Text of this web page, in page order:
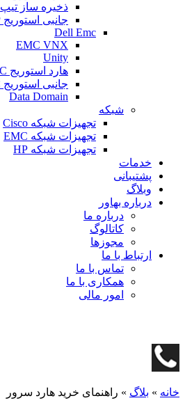
ذخیره ساز تیپ
جانبی استوریج HP
Dell Emc
EMC VNX
Unity
هارد استوریج EMC
جانبی استوریج EMC
Data Domain
شبکه
تجهیزات شبکه Cisco
تجهیزات شبکه EMC
تجهیزات شبکه HP
خدمات
پشتیبانی
وبلاگ
درباره بهاور
درباره ما
کاتالوگ
مجوزها
ارتباط با ما
تماس با ما
همکاری با ما
امور مالی
خانه » بلاگ » راهنمای خرید هارد سرور